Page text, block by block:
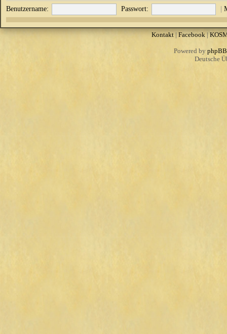
Benutzername: Passwort: |
Kontakt| Facebook|
Powered by phpBB
Deutsche